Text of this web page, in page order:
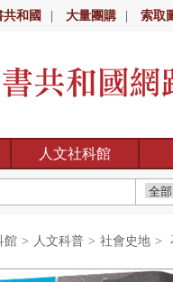
共和國 大量團購 索取
人文社科館
館 > 人文科普 > 社會史地 >